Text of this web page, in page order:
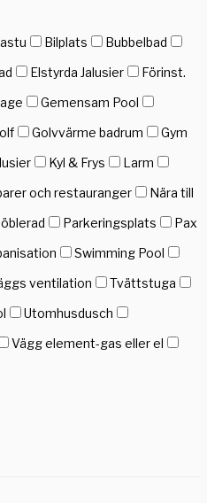
Bilplats
Bubbelbad
Elstyrda Jalusier
Förinst.
Gemensam Pool
Golvvärme badrum
Gym
Kyl & Frys
Larm
och restauranger
Nära till
Parkeringsplats
Pax
Swimming Pool
ventilation
Tvättstuga
Utomhusdusch
Vägg element-gas eller el